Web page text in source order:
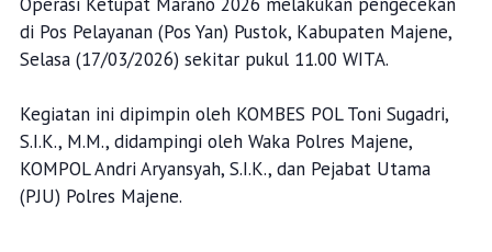
di Pos Pelayanan (Pos Yan) Pustok, Kabupaten Majene,
Selasa (17/03/2026) sekitar pukul 11.00 WITA.
Kegiatan ini dipimpin oleh KOMBES POL Toni Sugadri,
S.I.K., M.M., didampingi oleh Waka Polres Majene,
KOMPOL Andri Aryansyah, S.I.K., dan Pejabat Utama
(PJU) Polres Majene.